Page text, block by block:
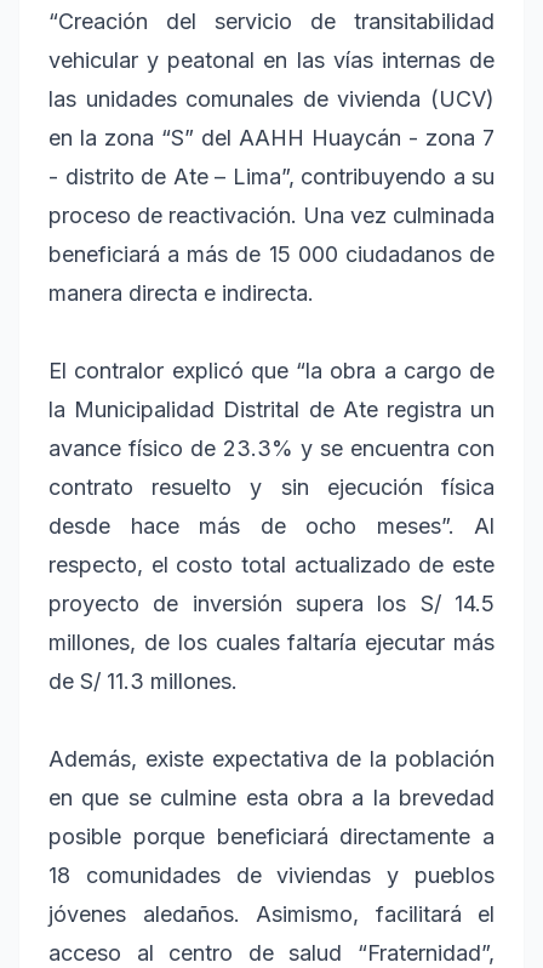
“Creación del servicio de transitabilidad
vehicular y peatonal en las vías internas de
las unidades comunales de vivienda (UCV)
en la zona “S” del AAHH Huaycán - zona 7
- distrito de Ate – Lima”, contribuyendo a su
proceso de reactivación. Una vez culminada
beneficiará a más de 15 000 ciudadanos de
manera directa e indirecta.
El contralor explicó que “la obra a cargo de
la Municipalidad Distrital de Ate registra un
avance físico de 23.3% y se encuentra con
contrato resuelto y sin ejecución física
desde hace más de ocho meses”. Al
respecto, el costo total actualizado de este
proyecto de inversión supera los S/ 14.5
millones, de los cuales faltaría ejecutar más
de S/ 11.3 millones.
Además, existe expectativa de la población
en que se culmine esta obra a la brevedad
posible porque beneficiará directamente a
18 comunidades de viviendas y pueblos
jóvenes aledaños. Asimismo, facilitará el
acceso al centro de salud “Fraternidad”,